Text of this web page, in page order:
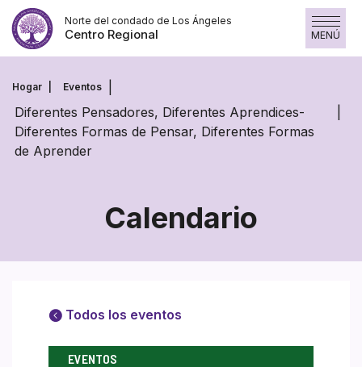
Saltar
contenido
Norte del condado de Los Ángeles
Centro Regional MENÚ
Hogar Eventos
Diferentes Pensadores, Diferentes Aprendices-
Diferentes Formas de Pensar, Diferentes Formas
de Aprender
Calendario
Todos los eventos
EVENTOS